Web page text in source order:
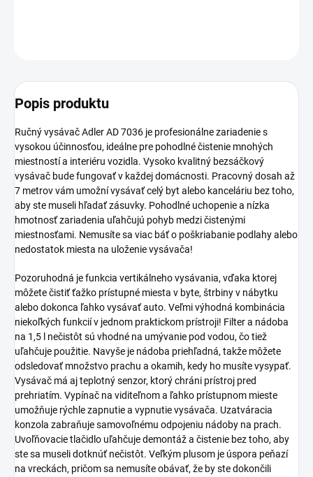
Popis produktu
Ručný vysávač Adler AD 7036 je profesionálne zariadenie s
vysokou účinnosťou, ideálne pre pohodlné čistenie mnohých
miestností a interiéru vozidla. Vysoko kvalitný bezsáčkový
vysávač bude fungovať v každej domácnosti. Pracovný dosah až
7 metrov vám umožní vysávať celý byt alebo kanceláriu bez toho,
aby ste museli hľadať zásuvky. Pohodlné uchopenie a nízka
hmotnosť zariadenia uľahčujú pohyb medzi čistenými
miestnosťami. Nemusíte sa viac báť o poškriabanie podlahy alebo
nedostatok miesta na uloženie vysávača!
Pozoruhodná je funkcia vertikálneho vysávania, vďaka ktorej
môžete čistiť ťažko prístupné miesta v byte, štrbiny v nábytku
alebo dokonca ľahko vysávať auto. Veľmi výhodná kombinácia
niekoľkých funkcií v jednom praktickom prístroji! Filter a nádoba
na 1,5 l nečistôt sú vhodné na umývanie pod vodou, čo tiež
uľahčuje použitie. Navyše je nádoba priehľadná, takže môžete
odsledovať množstvo prachu a okamih, kedy ho musíte vysypať.
Vysávač má aj teplotný senzor, ktorý chráni prístroj pred
prehriatím. Vypínač na viditeľnom a ľahko prístupnom mieste
umožňuje rýchle zapnutie a vypnutie vysávača. Uzatváracia
konzola zabraňuje samovoľnému odpojeniu nádoby na prach.
Uvoľňovacie tlačidlo uľahčuje demontáž a čistenie bez toho, aby
ste sa museli dotknúť nečistôt. Veľkým plusom je úspora peňazí
na vreckách, pričom sa nemusíte obávať, že by ste dokončili